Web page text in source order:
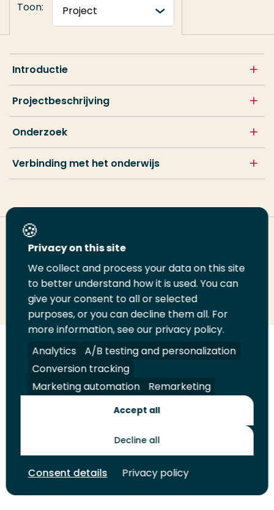
Toon:
Introductie
Projectbeschrijving
Onderzoek
Verbinding met het onderwijs
Deel deze pagina
Deel
LinkedIn
Deel
op
Twitter
Deel
op
Facebook
Email
deze
pagina
Print
deze
pagina
Volg
ons
op
LinkedIn
Volg
ons
op
Facebook
Volg
ons
op
YouTube
Volg
ons
op
Instagram
Juridisch Security A-Z Index
Contact
Toekomstmakers
Privacy on this site
We collect and process your data on this site
to better understand how it is used. You can
give your consent to all or selected
purposes, or you can decline them all. For
more information, see our privacy policy.
Analytics
A/B testing and personalization
Conversion tracking
Marketing automation
Remarketing
Accept all
Decline all
Consent details Privacy policy